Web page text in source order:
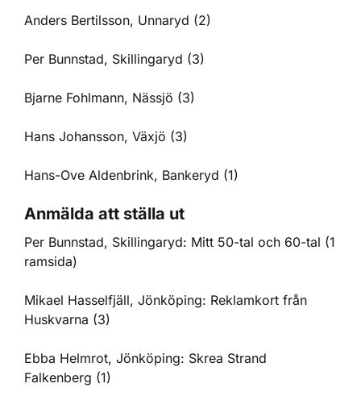
Anders Bertilsson, Unnaryd (2)
Per Bunnstad, Skillingaryd (3)
Bjarne Fohlmann, Nässjö (3)
Hans Johansson, Växjö (3)
Hans-Ove Aldenbrink, Bankeryd (1)
Anmälda att ställa ut
Per Bunnstad, Skillingaryd: Mitt 50-tal och 60-tal (1
ramsida)
Mikael Hasselfjäll, Jönköping: Reklamkort från
Huskvarna (3)
Ebba Helmrot, Jönköping: Skrea Strand
Falkenberg (1)